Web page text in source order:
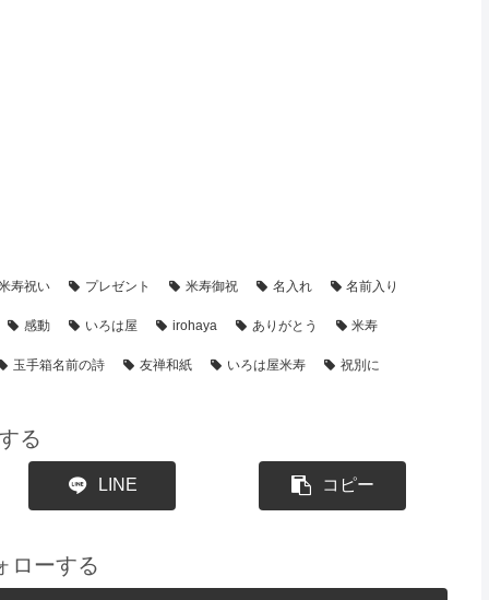
寿祝い プレゼント 米寿御祝 名入れ 名前入り
感動 いろは屋 irohaya ありがとう 米寿
玉手箱名前の詩 友禅和紙 いろは屋米寿 祝別に
る
LINE コピー
ローする